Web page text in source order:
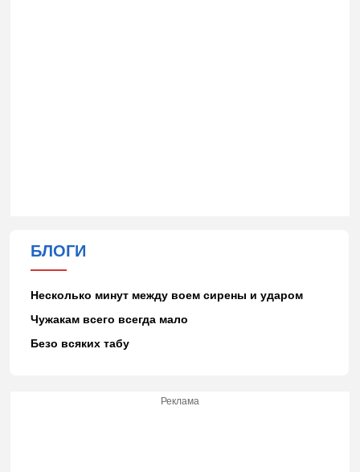
БЛОГИ
Несколько минут между воем сирены и ударом
Чужакам всего всегда мало
Безо всяких табу
Реклама